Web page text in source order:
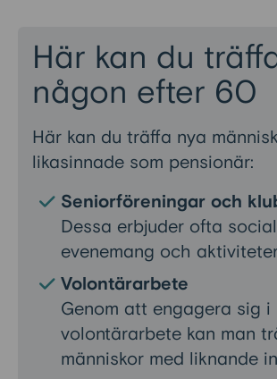
Här kan du
någon efter 60
Här kan du träffa nya
likasinnade som pensionär:
Seniorföreningar och
Dessa erbjuder ofta
evenemang och
Volontärarbete
Genom att engagera sig i
volontärarbete kan man
människor med liknande